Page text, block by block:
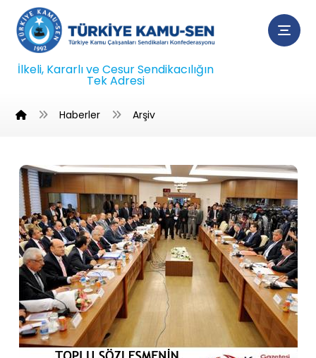
İlkeli, Kararlı ve Cesur Sendikacılığın
Tek Adresi
Haberler Arşiv